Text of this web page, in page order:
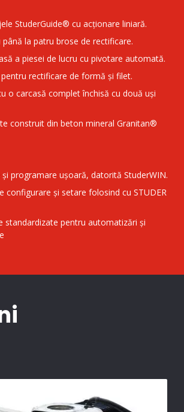
StuderGuide® cu acționare liniară.
până la patru brose de rectificare.
a piesei de lucru cu pivotare automată.
rectificare de formă și filet.
o carcasă complet închisă cu două uși
construit din beton mineral Granitan®
programare ușoară, datorită StuderWIN.
configurare și setare folosind cu STUDER
standardizate pentru automatizări și